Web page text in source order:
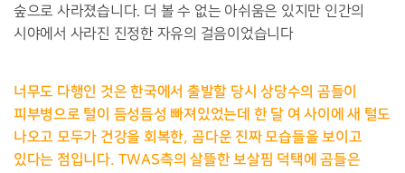
숲으로 사라졌습니다. 더 볼 수 없는 아쉬움은 있지만 인간의
시야에서 사라진 진정한 자유의 걸음이었습니다
너무도 다행인 것은 한국에서 출발할 당시 상당수의 곰들이
피부병으로 털이 듬성듬성 빠져있었는데 한 달 여 사이에 새 털도
나오고 모두가 건강을 회복한,곰다운 진짜 모습들을 보이고
있다는 점입니다. TWAS측의 살뜰한 보살핌 덕택에 곰들은